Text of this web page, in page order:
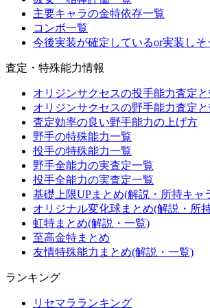
主要キャラの金特依存一覧
コンボ一覧
今後実装が確定しているor実装しそ
査定・特殊能力情報
オリジンサクセスの投手能力査定
オリジンサクセスの野手能力査定
査定効率の良い野手能力の上げ方
野手の特殊能力一覧
投手の特殊能力一覧
野手全能力の実査定一覧
投手全能力の実査定一覧
基礎上限UPまとめ(解説・所持キャ
オリジナル変化球まとめ(解説・所
虹特まとめ(解説・一覧)
至高金特まとめ
友情特殊能力まとめ(解説・一覧)
ランキング
リセマラランキング